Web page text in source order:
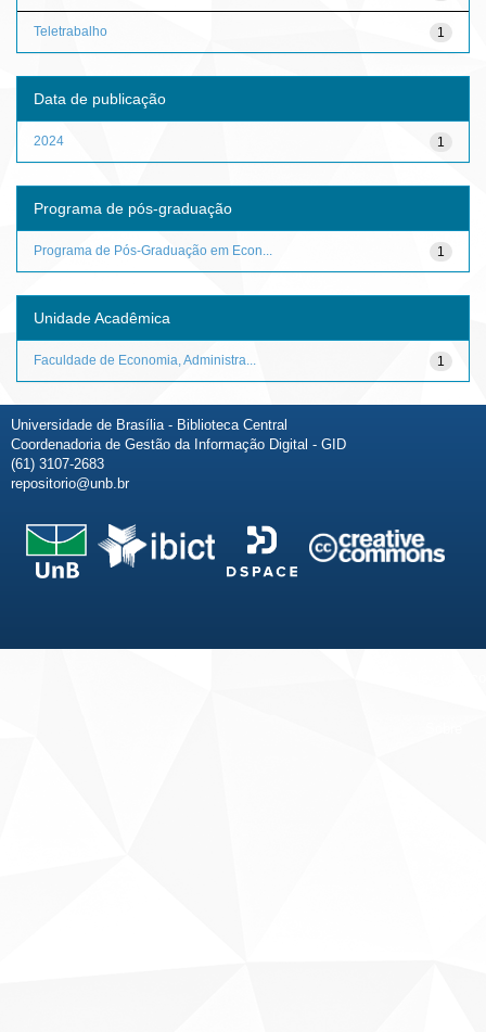
1
Teletrabalho
Data de publicação
1
2024
Programa de pós-graduação
1
Programa de Pós-Graduação em Econ...
Unidade Acadêmica
1
Faculdade de Economia, Administra...
Universidade de Brasília - Biblioteca Central
Coordenadoria de Gestão da Informação Digital - GID
(61) 3107-2683
repositorio@unb.br